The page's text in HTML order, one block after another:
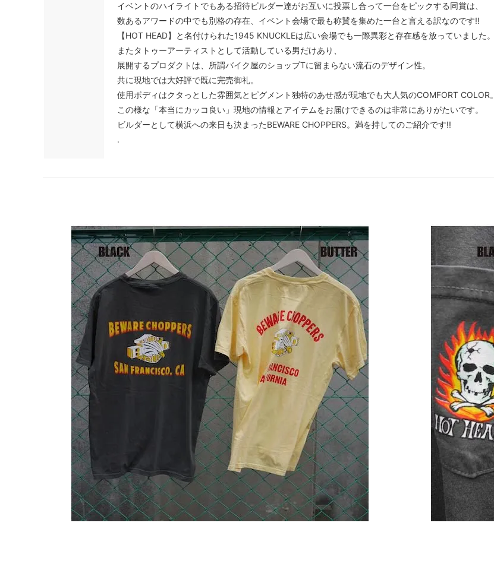
イベントのハイライトでもある招待ビルダー達がお互いに投票し合って一台をピックする同賞は、
数あるアワードの中でも別格の存在、イベント会場で最も称賛を集めた一台と言える訳なのです!!
【HOT HEAD】と名付けられた1945 KNUCKLEは広い会場でも一際異彩と存在感を放っていました。
またタトゥーアーティストとして活動している男だけあり、
展開するプロダクトは、所謂バイク屋のショップTに留まらない流石のデザイン性。
共に現地では大好評で既に完売御礼。
使用ボディはクタっとした雰囲気とピグメント独特のあせ感が現地でも大人気のCOMFORT COLOR。
この様な「本当にカッコ良い」現地の情報とアイテムをお届けできるのは非常にありがたいです。
ビルダーとして横浜への来日も決まったBEWARE CHOPPERS。満を持してのご紹介です!!
.